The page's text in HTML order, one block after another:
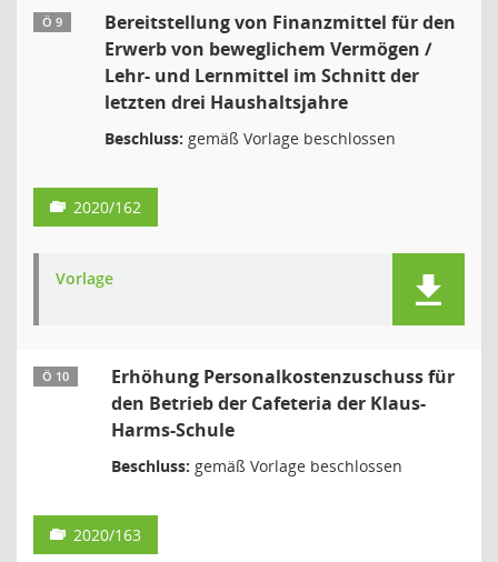
Ö 9
Bereitstellung von Finanzmittel für den
Erwerb von beweglichem Vermögen /
Lehr- und Lernmittel im Schnitt der
letzten drei Haushaltsjahre
Beschluss: gemäß Vorlage beschlossen
2020/162
Vorlage
Ö 10
Erhöhung Personalkostenzuschuss für
den Betrieb der Cafeteria der Klaus-
Harms-Schule
Beschluss: gemäß Vorlage beschlossen
2020/163